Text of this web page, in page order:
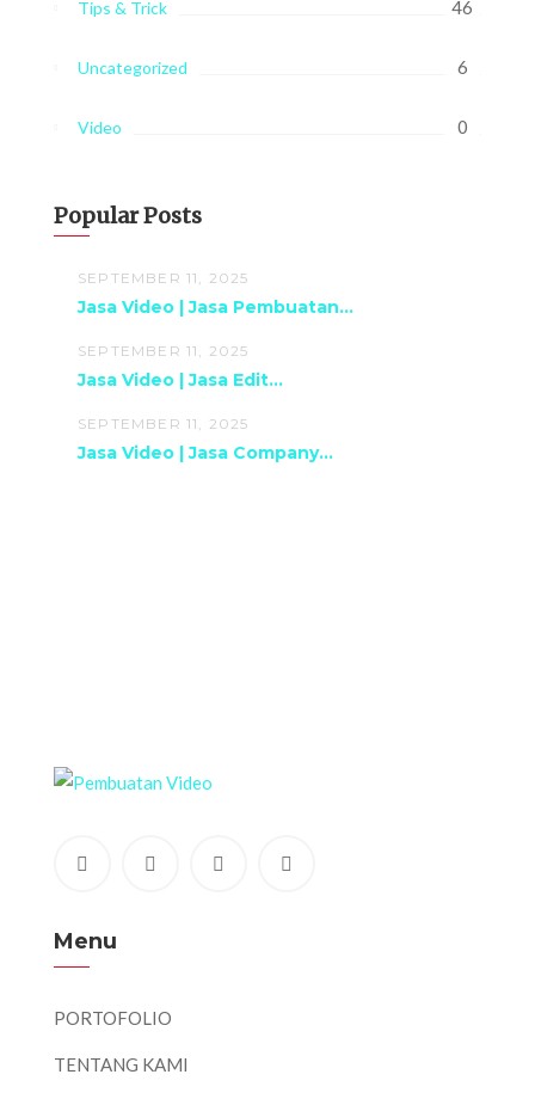
Tips & Trick 46
Uncategorized 6
Video 0
Popular Posts
SEPTEMBER 11, 2025
Jasa Video | Jasa Pembuatan...
SEPTEMBER 11, 2025
Jasa Video | Jasa Edit...
SEPTEMBER 11, 2025
Jasa Video | Jasa Company...
Menu
PORTOFOLIO
TENTANG KAMI